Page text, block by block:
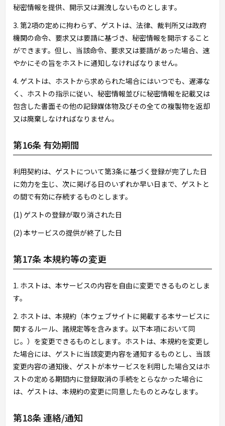
秘密情報を提供、開示又は漏洩しないものとします。
3. 第2項の定めに拘わらず、ゲストは、法律、裁判所又は政府
機関の命令、要求又は要請に基づき、秘密情報を開示すること
ができます。但し、当該命令、要求又は要請があった場合、速
やかにその旨をホストに通知しなければなりません。
4. ゲストは、ホストから求められた場合にはいつでも、遅滞な
く、ホストの指示に従い、秘密情報並びに秘密情報を記載又は
包含した書面その他の記録媒体物及びその全ての複製物を返却
又は廃棄しなければなりません。
第16条 有効期間
利用契約は、ゲストについて第3条に基づく登録が完了した日
に効力を生じ、次に掲げる日のいずれか早い日まで、ゲストと
の間で有効に存続するものとします。
(1) ゲストの登録が取り消された日
(2) 本サービスの提供が終了した日
第17条 本規約等の変更
1. ホストは、本サービスの内容を自由に変更できるものとしま
す。
2. ホストは、本規約（本ウェブサイトに掲載する本サービスに
関するルール、諸規定等を含みます。以下本項において同
じ。）を変更できるものとします。ホストは、本規約を変更し
た場合には、ゲストに当該変更内容を通知するものとし、当該
変更内容の通知後、ゲストが本サービスを利用した場合又はホ
ストの定める期間内に登録取消の手続をとらなかった場合に
は、ゲストは、本規約の変更に同意したものとみなします。
第18条 連絡/通知